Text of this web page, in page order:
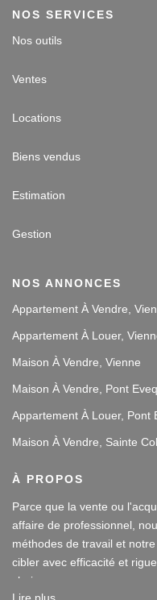
NOS SERVICES
Nos outils
Ventes
Locations
Biens vendus
Estimation
Gestion
NOS ANNONCES
Appartement À Vendre,
Appartement À Louer,
Maison À Vendre, Vienne
Maison À Vendre, Pont
Appartement À Louer, Pont
Maison À Vendre, Sainte
À PROPOS
Parce que la vente ou
affaire de professionnel,
méthodes de travail et
cibler avec efficacité et
choix.